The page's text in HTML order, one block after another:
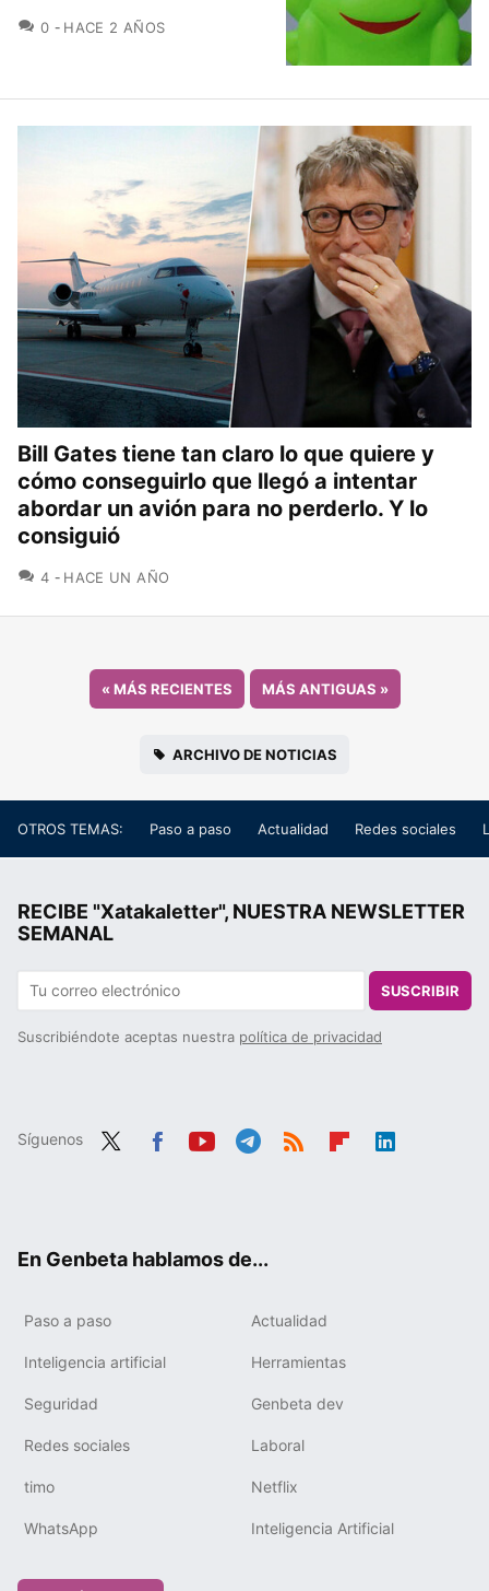
0 COMENTARIOS
HACE 2 AÑOS
Bill Gates tiene tan claro lo que quiere y
cómo conseguirlo que llegó a intentar
abordar un avión para no perderlo. Y lo
consiguió
4 COMENTARIOS
HACE UN AÑO
«MÁS RECIENTES MÁS ANTIGUAS »
ARCHIVO DE NOTICIAS
OTROS TEMAS: Paso a paso Actualidad Redes sociales
RECIBE "Xatakaletter", NUESTRA NEWSLETTER
SEMANAL
SUSCRIBIR
Suscribiéndote aceptas nuestra política de privacidad
Síguenos
En Genbeta hablamos de...
Paso a paso Actualidad
Inteligencia artificial Herramientas
Seguridad Genbeta dev
Redes sociales Laboral
timo Netflix
WhatsApp Inteligencia Artificial